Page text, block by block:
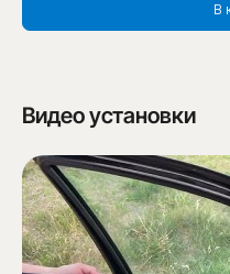
В
Видео установки